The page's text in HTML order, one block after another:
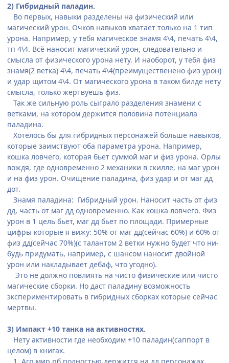
2) Гибридный паладин.
Во первых, навыки разделены на физический или
магический урон. Очков навыков хватает только на 1 тип
урона. Например, у тебя магическое знамя 4\4, печать 4\4,
тп 4\4. Всё наносит магический урон, следовательно и
смысла от физического урона нету. И наоборот, у тебя физ
знамя(2 ветка) 4\4, печать 4\4(преимущественено физ урон)
и удар щитом 4\4. От магического урона в таком билде нету
смысла, только жертвуешь физ.
Так же сильную роль сыграло разделения знамени с
ветками, на котором держится половина потенциала
паладина.
Хотелось бы для гибридных персонажей больше навыков,
которые заимствуют оба параметра урона. Например,
кошка ловчего, которая бьет суммой маг и физ урона. Орлы
вождя, где одновременно 2 механики в скилле, на маг урон
и на физ урон. Очищение паладина, физ удар и от маг дд
дот.
Знамя паладина: Гибридный урон. Наносит часть от физ
дд, часть от маг дд одновременно. Как кошка ловчего. Физ
урон в 1 цель бьет, маг дд бьет по площади. Примерные
цифры которые я вижу: 50% от маг дд(сейчас 60%) и 60% от
физ дд(сейчас 70%)(с талантом 2 ветки нужно будет что ни-
будь придумать, например, с шансом наносит двойной
урон или накладывает дебаф, что угодно).
Это не должно повлиять на чисто физические или чисто
магические сборки. Но даст паладину возможность
экспериментировать в гибридных сборках которые сейчас
мертвы.
3) Импакт +10 танка на активностях.
Нету активности где необходим +10 паладин(саппорт в
целом) в книгах.